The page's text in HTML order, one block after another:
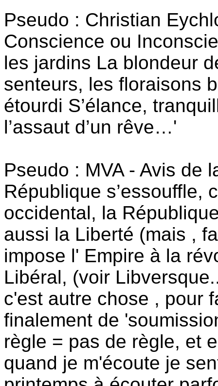
Pseudo : Christian
Conscience ou
les jardins La blondeur
senteurs, les floraisons
étourdi S’élance,
l’assaut d’un rêve…'
Pseudo : MVA - Avis de
République s’essouffle,
occidental, la
aussi la Liberté (mais ,
impose l' Empire à la
Libéral, (voir
c'est autre chose , pour
finalement de
règle = pas de règle, et
quand je m'écoute je